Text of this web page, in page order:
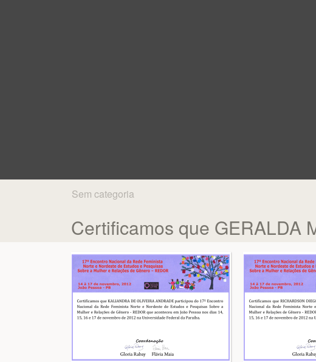
Sem categoria
Certificamos que GERALDA